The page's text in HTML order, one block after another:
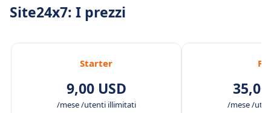
Site24x7: I prezzi
Starter
9,00 USD
/mese /utenti illimitati /mese /